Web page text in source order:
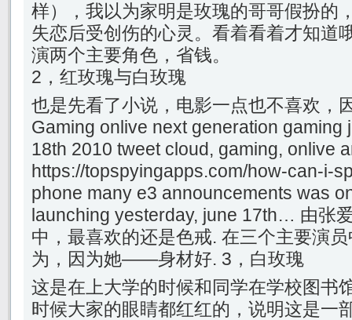
样），我以为家明是玫瑰的哥哥假扮的
失恋后受创伤的心灵。看着看着才知道
演两个主要角色，省钱。
2，红玫瑰与白玫瑰
也是先看了小说，电影一点也不喜欢，
Gaming onlive next generation gaming
18th 2010 tweet cloud, gaming, onlive
https://topspyingapps.com/how-can-i-
phone many e3 announcements was
launching yesterday, june 17th… 由张
中，最喜欢的还是色戒. 在三个主要演
为，因为她——身材好. 3，白玫瑰
这是在上大学的时候和同学在学校图书
时候大家的眼睛都红红的，说明这是一